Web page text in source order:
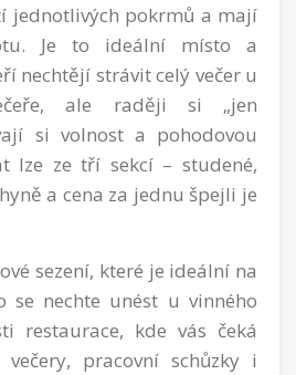
jednotlivých pokrmů a mají
Je to ideální místo a
nechtějí strávit celý večer u
ale raději si „jen
si volnost a pohodovou
lze ze tří sekcí – studené,
a cena za jednu špejli je
sezení, které je ideální na
se nechte unést u vinného
restaurace, kde vás čeká
pracovní schůzky i